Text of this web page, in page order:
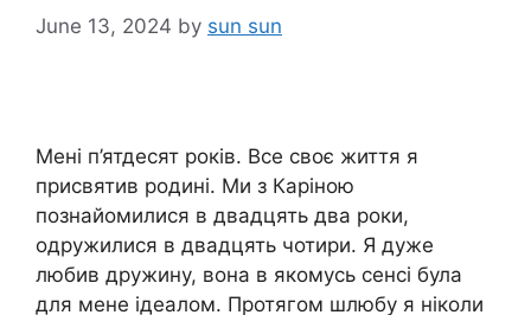
June 13, 2024 by sun sun
Мені п’ятдесят років. Все своє життя я
присвятив родині. Ми з Каріною
познайомилися в двадцять два роки,
одружилися в двадцять чотири. Я дуже
любив дружину, вона в якомусь сенсі була
для мене ідеалом. Протягом шлюбу я ніколи